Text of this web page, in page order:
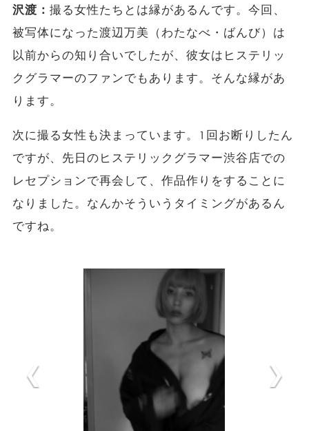
沢渡： 撮る女性たちとは縁があるんです。今回、
被写体になった渡辺万美（わたなべ・ばんび）は
以前からの知り合いでしたが、彼女はヒステリッ
クグラマーのファンでもあります。そんな縁があ
ります。
次に撮る女性も決まっています。1回お断りしたん
ですが、先日のヒステリックグラマー渋谷店での
レセプションで再会して、作品作りをすることに
なりました。なんかそういうタイミングがあるん
ですね。